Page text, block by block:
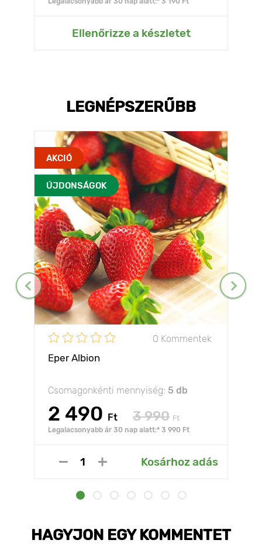
Ellenőrizze a készletet
LEGNÉPSZERŰBB
AKCIÓ
ÚJDONSÁGOK
0 Kommentek
Eper Albion
Csomagonkénti mennyiség: 5 db
2 490 Ft 3 990 Ft
Legalacsonyabb ár 30 nap alatt:* 3 990 Ft
Kosárhoz adás
HAGYJON EGY KOMMENTET